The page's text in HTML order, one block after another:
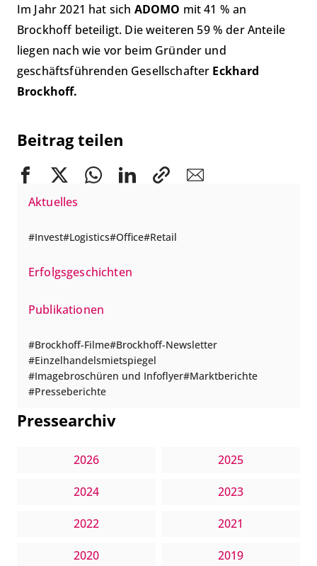
Aktuelles
Invest Logistics Office Retail
Erfolgsgeschichten
Publikationen
Brockhoff-Filme Brockhoff-Newsletter
Einzelhandelsmietspiegel
Imagebroschüren und Infoflyer Marktberichte
Presseberichte
Pressearchiv
2026 2025
2024 2023
2022 2021
2020 2019
Im Jahr 2021 hat sich ADOMO mit 41 % an
Brockhoff beteiligt. Die weiteren 59 % der Anteile
liegen nach wie vor beim Gründer und
geschäftsführenden Gesellschafter Eckhard
Brockhoff.
Beitrag teilen